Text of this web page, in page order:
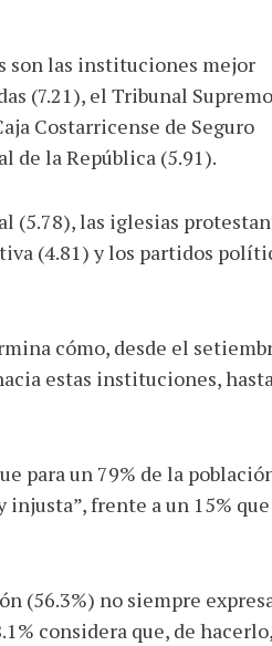
son las instituciones mejor
(7.21), el Tribunal
Costarricense de Seguro
de la República (5.91).
(5.78), las iglesias
(4.81) y los partidos
cómo, desde el
estas instituciones,
para un 79% de la
frente a un 15% que
(56.3%) no siempre
considera que, de hacerlo,